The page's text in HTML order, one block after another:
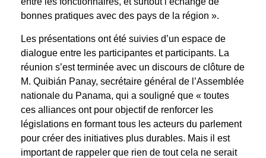
bonnes pratiques avec des pays de la région ».
Les présentations ont été suivies d’un espace de
dialogue entre les participantes et participants. La
réunion s’est terminée avec un discours de clôture de
M. Quibián Panay, secrétaire général de l’Assemblée
nationale du Panama, qui a souligné que « toutes
ces alliances ont pour objectif de renforcer les
législations en formant tous les acteurs du parlement
pour créer des initiatives plus durables. Mais il est
important de rappeler que rien de tout cela ne serait